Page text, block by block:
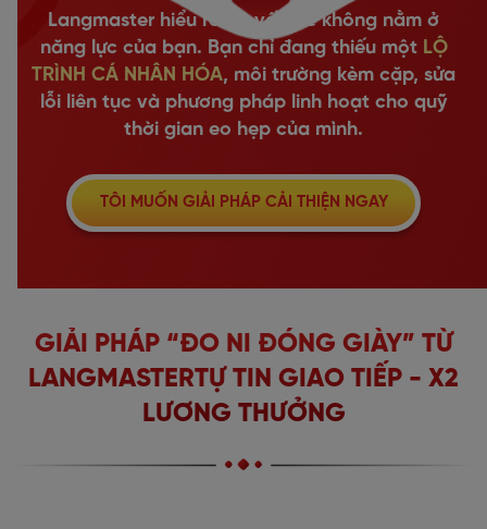
Langmaster hiểu rằng, vấn đề không nằm ở
năng lực của bạn. Bạn chỉ đang thiếu một LỘ
TRÌNH CÁ NHÂN HÓA, môi trường kèm cặp, sửa
lỗi liên tục và phương pháp linh hoạt cho quỹ
thời gian eo hẹp của mình.
TÔI MUỐN GIẢI PHÁP CẢI THIỆN NGAY
GIẢI PHÁP “ĐO NI ĐÓNG GIÀY” TỪ
LANGMASTERTỰ TIN GIAO TIẾP - X2
LƯƠNG THƯỞNG